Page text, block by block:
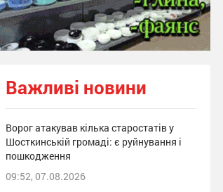
Важливі новини
Ворог атакував кілька старостатів у
Шосткинській громаді: є руйнування і
пошкодження
09:52, 07.08.2026